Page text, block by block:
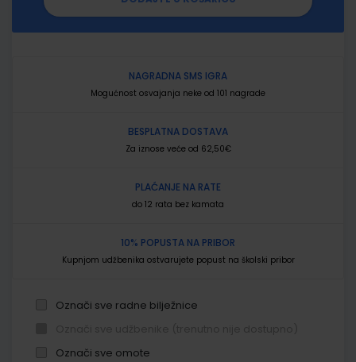
NAGRADNA SMS IGRA
Mogućnost osvajanja neke od 101 nagrade
BESPLATNA DOSTAVA
Za iznose veće od 62,50€
PLAĆANJE NA RATE
do 12 rata bez kamata
10% POPUSTA NA PRIBOR
Kupnjom udžbenika ostvarujete popust na školski pribor
Označi sve radne bilježnice
Označi sve omote